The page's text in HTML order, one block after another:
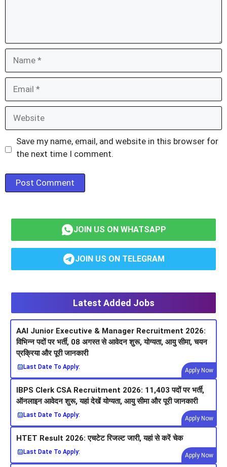
Save my name, email, and website in this browser for
the next time I comment.
JOIN US ON WHATSAPP
JOIN US ON TELEGRAM
Latest Added Jobs
AAI Junior Executive & Manager Recruitment 2026:
विभिन्न पदों पर भर्ती, 08 अगस्त से आवेदन शुरू, योग्यता, आयु सीमा, चयन
प्रक्रिया और पूरी जानकारी
Last Date To Apply:
Apply Now
IBPS Clerk CSA Recruitment 2026: 11,403 पदों पर भर्ती,
ऑनलाइन आवेदन शुरू, यहां देखें योग्यता, आयु सीमा और पूरी जानकारी
Last Date To Apply:
Apply Now
HTET Result 2026: एचटेट रिजल्ट जारी, यहां से करें चेक
Last Date To Apply:
Apply Now